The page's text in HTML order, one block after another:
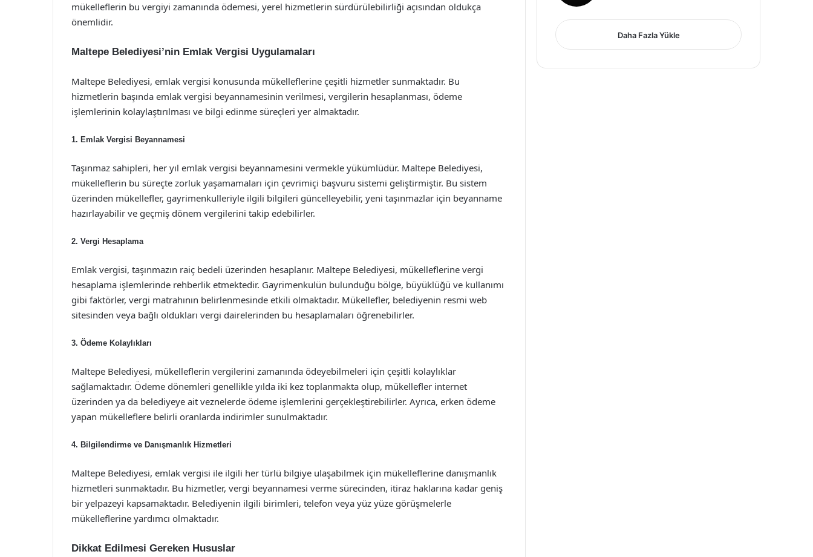
mükelleflerin bu vergiyi zamanında ödemesi, yerel hizmetlerin sürdürülebilirliği açısından oldukça
önemlidir.
Maltepe Belediyesi’nin Emlak Vergisi Uygulamaları
Maltepe Belediyesi, emlak vergisi konusunda mükelleflerine çeşitli hizmetler sunmaktadır. Bu
hizmetlerin başında emlak vergisi beyannamesinin verilmesi, vergilerin hesaplanması, ödeme
işlemlerinin kolaylaştırılması ve bilgi edinme süreçleri yer almaktadır.
1. Emlak Vergisi Beyannamesi
Taşınmaz sahipleri, her yıl emlak vergisi beyannamesini vermekle yükümlüdür. Maltepe Belediyesi,
mükelleflerin bu süreçte zorluk yaşamamaları için çevrimiçi başvuru sistemi geliştirmiştir. Bu sistem
üzerinden mükellefler, gayrimenkulleriyle ilgili bilgileri güncelleyebilir, yeni taşınmazlar için beyanname
hazırlayabilir ve geçmiş dönem vergilerini takip edebilirler.
2. Vergi Hesaplama
Emlak vergisi, taşınmazın raiç bedeli üzerinden hesaplanır. Maltepe Belediyesi, mükelleflerine vergi
hesaplama işlemlerinde rehberlik etmektedir. Gayrimenkulün bulunduğu bölge, büyüklüğü ve kullanımı
gibi faktörler, vergi matrahının belirlenmesinde etkili olmaktadır. Mükellefler, belediyenin resmi web
sitesinden veya bağlı oldukları vergi dairelerinden bu hesaplamaları öğrenebilirler.
3. Ödeme Kolaylıkları
Maltepe Belediyesi, mükelleflerin vergilerini zamanında ödeyebilmeleri için çeşitli kolaylıklar
sağlamaktadır. Ödeme dönemleri genellikle yılda iki kez toplanmakta olup, mükellefler internet
üzerinden ya da belediyeye ait veznelerde ödeme işlemlerini gerçekleştirebilirler. Ayrıca, erken ödeme
yapan mükelleflere belirli oranlarda indirimler sunulmaktadır.
4. Bilgilendirme ve Danışmanlık Hizmetleri
Maltepe Belediyesi, emlak vergisi ile ilgili her türlü bilgiye ulaşabilmek için mükelleflerine danışmanlık
hizmetleri sunmaktadır. Bu hizmetler, vergi beyannamesi verme sürecinden, itiraz haklarına kadar geniş
bir yelpazeyi kapsamaktadır. Belediyenin ilgili birimleri, telefon veya yüz yüze görüşmelerle
mükelleflerine yardımcı olmaktadır.
Dikkat Edilmesi Gereken Hususlar
Daha Fazla Yükle